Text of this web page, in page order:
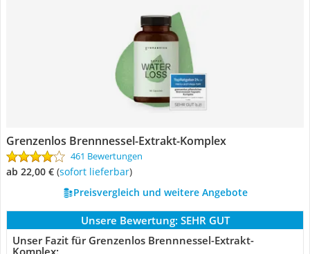
Grenzenlos Brennnessel-Extrakt-Komplex
461 Bewertungen
ab 22,00 € ( Sofort lieferbar)
Preisvergleich und weitere Angebote
Unsere Bewertung: SEHR GUT
Unser Fazit für Grenzenlos Brennnessel-Extrakt-
Komplex: